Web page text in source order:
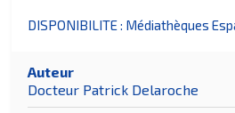
DISPONIBILITE : Médiathèques
Auteur
Docteur Patrick Delaroche